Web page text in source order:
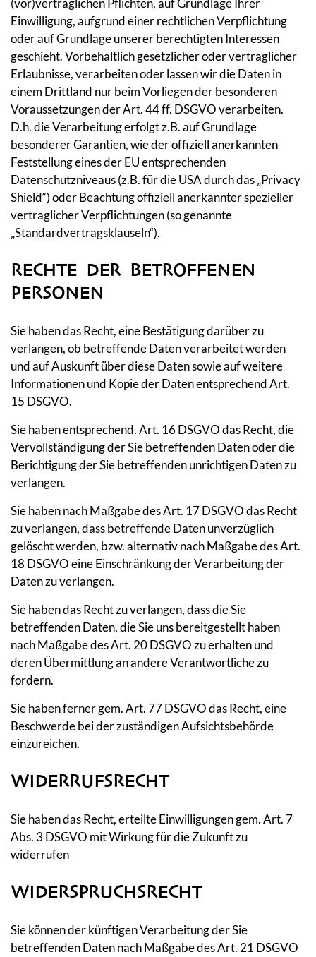
(vor)vertraglichen Pflichten, auf Grundlage Ihrer
Einwilligung, aufgrund einer rechtlichen Verpflichtung
oder auf Grundlage unserer berechtigten Interessen
geschieht. Vorbehaltlich gesetzlicher oder vertraglicher
Erlaubnisse, verarbeiten oder lassen wir die Daten in
einem Drittland nur beim Vorliegen der besonderen
Voraussetzungen der Art. 44 ff. DSGVO verarbeiten.
D.h. die Verarbeitung erfolgt z.B. auf Grundlage
besonderer Garantien, wie der offiziell anerkannten
Feststellung eines der EU entsprechenden
Datenschutzniveaus (z.B. für die USA durch das „Privacy
Shield“) oder Beachtung offiziell anerkannter spezieller
vertraglicher Verpflichtungen (so genannte
„Standardvertragsklauseln“).
RECHTE DER BETROFFENEN
PERSONEN
Sie haben das Recht, eine Bestätigung darüber zu
verlangen, ob betreffende Daten verarbeitet werden
und auf Auskunft über diese Daten sowie auf weitere
Informationen und Kopie der Daten entsprechend Art.
15 DSGVO.
Sie haben entsprechend. Art. 16 DSGVO das Recht, die
Vervollständigung der Sie betreffenden Daten oder die
Berichtigung der Sie betreffenden unrichtigen Daten zu
verlangen.
Sie haben nach Maßgabe des Art. 17 DSGVO das Recht
zu verlangen, dass betreffende Daten unverzüglich
gelöscht werden, bzw. alternativ nach Maßgabe des Art.
18 DSGVO eine Einschränkung der Verarbeitung der
Daten zu verlangen.
Sie haben das Recht zu verlangen, dass die Sie
betreffenden Daten, die Sie uns bereitgestellt haben
nach Maßgabe des Art. 20 DSGVO zu erhalten und
deren Übermittlung an andere Verantwortliche zu
fordern.
Sie haben ferner gem. Art. 77 DSGVO das Recht, eine
Beschwerde bei der zuständigen Aufsichtsbehörde
einzureichen.
WIDERRUFSRECHT
Sie haben das Recht, erteilte Einwilligungen gem. Art. 7
Abs. 3 DSGVO mit Wirkung für die Zukunft zu
widerrufen
WIDERSPRUCHSRECHT
Sie können der künftigen Verarbeitung der Sie
betreffenden Daten nach Maßgabe des Art. 21 DSGVO